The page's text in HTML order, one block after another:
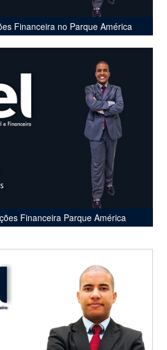
Financeira no Parque América
Financeira Parque América